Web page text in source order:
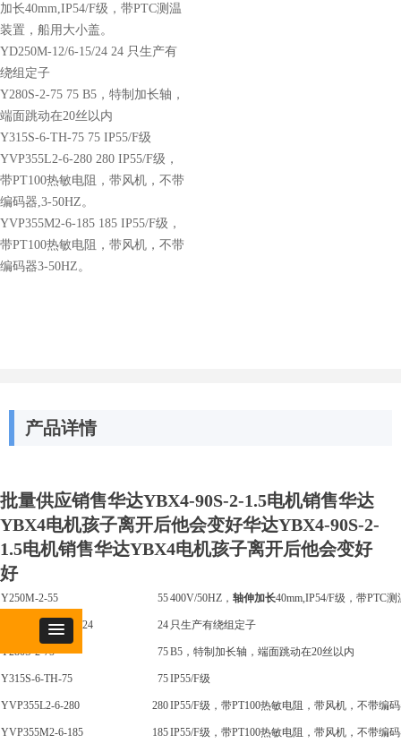
加长40mm,IP54/F级，带PTC测温
装置，船用大小盖。
YD250M-12/6-15/24 24 只生产有
绕组定子
Y280S-2-75 75 B5，特制加长轴，
端面跳动在20丝以内
Y315S-6-TH-75 75 IP55/F级
YVP355L2-6-280 280 IP55/F级，
带PT100热敏电阻，带风机，不带
编码器,3-50HZ。
YVP355M2-6-185 185 IP55/F级，
带PT100热敏电阻，带风机，不带
编码器3-50HZ。
产品详情
批量供应销售华达YBX4-90S-2-1.5电机销售华达
YBX4电机孩子离开后他会变好华达YBX4-90S-2-
1.5电机销售华达YBX4电机孩子离开后他会变好
好
Y250M-2-55 55400V/50HZ， 轴伸加长40mm,IP54/F级，带PTC
YD250M-12/6-15/24 24 只生产有绕组定子
Y280S-2-75 75B5，特制加长轴，端面跳动在20丝以内
Y315S-6-TH-75 75IP55/F级
YVP355L2-6-280 280IP55/F级，带PT100热敏电阻，带风机，不带编
YVP355M2-6-185 185IP55/F级，带PT100热敏电阻，带风机，不带编